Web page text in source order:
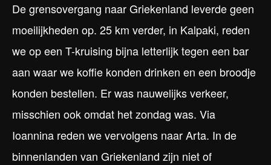
De grensovergang naar Griekenland leverde geen
moeilijkheden op. 25 km verder, in Kalpaki, reden
we op een T-kruising bijna letterlijk tegen een bar
aan waar we koffie konden drinken en een broodje
konden bestellen. Er was nauwelijks verkeer,
misschien ook omdat het zondag was. Via
Ioannina reden we vervolgens naar Arta. In de
binnenlanden van Griekenland zijn niet of